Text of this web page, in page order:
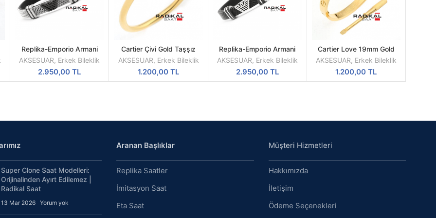
DEVAMINI
OKU
Replika-Emporio Armani
Hasır Çelik Erkek Bileklik
Modelleri
AKSESUAR, Erkek Bileklik
2.950,00TL
DEVAMINI
OKU
Cartier Çivi Gold Taşşız
19mm Erkek Bileklik
AKSESUAR, Erkek Bileklik
1.200,00TL
DEVAMINI
OKU
Replika-Emporio Armani
Siyah Hasır Çelik Erkek
Bileklik Modelleri
AKSESUAR, Erkek Bileklik
2.950,00 TL
DEVAMINI
OKU
Cartier Love 19mm Gold
Taşşız Erkek Bileklik
AKSESUAR, Erkek Bileklik
1.200,00TL
Super Clone Saat Modelleri:
Orijinalinden Ayırt Edilemez |
Radikal Saat
13 Mar 2026 Yorum yok
Aranan Başlıklar
Replika Saatler
İmitasyon Saat
Eta Saat
Müşteri Hizmetleri
Hakkımızda
İletişim
Ödeme Seçenekleri